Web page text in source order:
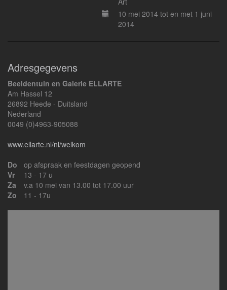
10 mei 2014 tot en met 1 juni
2014
Adresgegevens
Beeldentuin en Galerie ELLARTE
Am Hassel 12
26892 Heede - Duitsland
Nederland
0049 (0)4963-905088
www.ellarte.nl/nl/welkom
Do
op afspraak en feestdagen geopend
Vr
13 - 17 u
Za
v.a 10 mei van 13.00 tot 17.00 uur
Zo
11 - 17u